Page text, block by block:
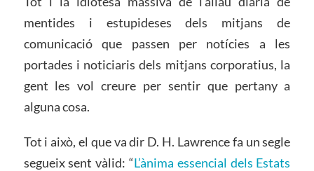
mentides i estupideses dels mitjans de
comunicació que passen per notícies a les
portades i noticiaris dels mitjans corporatius, la
gent les vol creure per sentir que pertany a
alguna cosa.
Tot i això, el que va dir D. H. Lawrence fa un segle
segueix sent vàlid: “L’ànima essencial dels Estats